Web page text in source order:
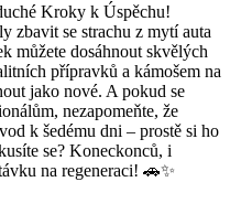
Kroky k Úspěchu!
zbavit se strachu z mytí auta
můžete dosáhnout skvělých
přípravků a kámošem na
jako nové. A pokud se
nezapomeňte, že
k šedému dni – prostě si ho
se? Koneckonců, i
na regeneraci! 🚗✨